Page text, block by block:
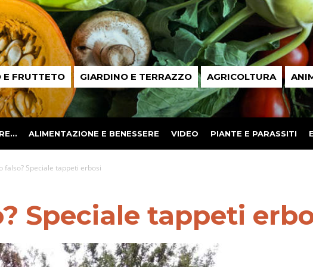
E FRUTTETO GIARDINO E TERRAZZO AGRICOLTURA
ALIMENTAZIONE E BENESSERE VIDEO PIANTE E PARASSITI
falso? Speciale tappeti erbosi
Speciale tappeti